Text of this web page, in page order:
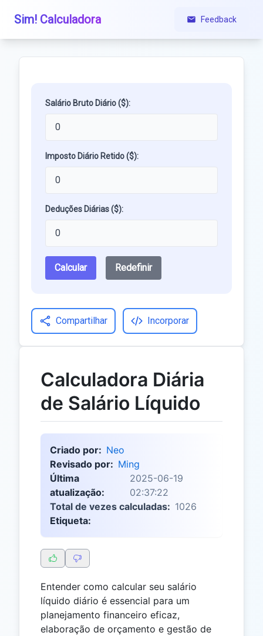
Sim! Calculadora Feedback
Salário Bruto Diário ($):
Imposto Diário Retido ($):
Deduções Diárias ($):
Calcular Redefinir
Compartilhar Incorporar
Calculadora Diária
de Salário Líquido
Criado por: Neo
Revisado por: Ming
Última
atualização:
2025-06-19
02:37:22
Total de vezes calculadas: 1026
Etiqueta:
Entender como calcular seu salário
líquido diário é essencial para um
planejamento financeiro eficaz,
elaboração de orçamento e gestão de